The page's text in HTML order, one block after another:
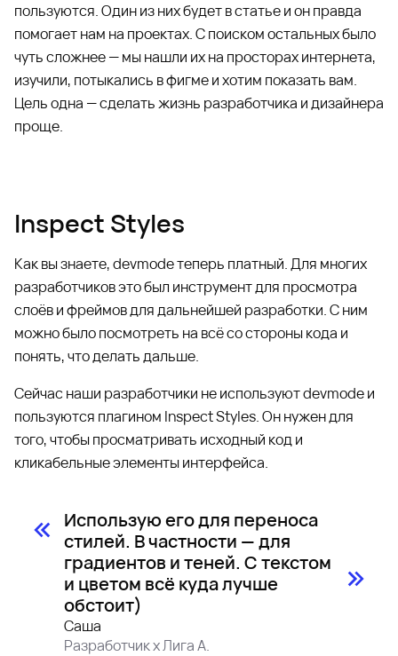
пользуются. Один из них будет в статье и он правда
помогает нам на проектах. С поиском остальных было
чуть сложнее — мы нашли их на просторах интернета,
изучили, потыкались в фигме и хотим показать вам.
Цель одна — сделать жизнь разработчика и дизайнера
проще.
Inspect Styles
Как вы знаете, devmode теперь платный. Для многих
разработчиков это был инструмент для просмотра
слоёв и фреймов для дальнейшей разработки. С ним
можно было посмотреть на всё со стороны кода и
понять, что делать дальше.
Сейчас наши разработчики не используют devmode и
пользуются плагином Inspect Styles. Он нужен для
того, чтобы просматривать исходный код и
кликабельные элементы интерфейса.
Использую его для переноса
стилей. В частности — для
градиентов и теней. С текстом
и цветом всё куда лучше
обстоит)
Саша
РазработчикxЛига А.